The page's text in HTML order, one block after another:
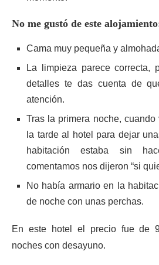
No me gustó de este
Cama muy pequeña y
La limpieza parece
detalles te das cuenta de
atención.
Tras la primera noche,
la tarde al hotel para dejar
habitación estaba sin
comentamos nos dijeron “si
No había armario en la
de noche con unas perchas.
En este hotel el precio fue de
noches con desayuno.